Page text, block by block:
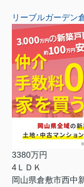
リーブルガーデン
3380万円
4ＬＤＫ
岡山県倉敷市西中